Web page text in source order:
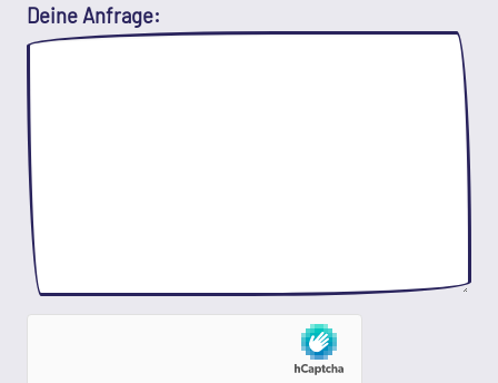
Deine Anfrage: